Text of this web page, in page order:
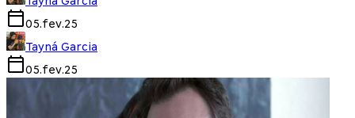
05.fev.25
Tayná Garcia
05.fev.25